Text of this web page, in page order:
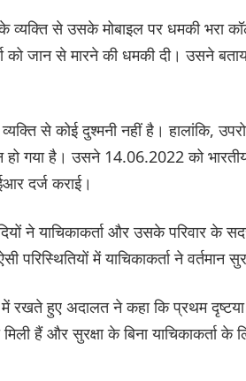
के व्यक्ति से उसके मोबाइल पर धमकी
को जान से मारने की धमकी दी। उसने
व्यक्ति से कोई दुश्मनी नहीं है। हालांकि,
गया है। उसने 14.06.2022 को
दर्ज कराई।
ने याचिकाकर्ता और उसके परिवार के
में याचिकाकर्ता ने वर्तमान
में रखते हुए अदालत ने कहा कि प्रथम
हैं और सुरक्षा के बिना याचिकाकर्ता के